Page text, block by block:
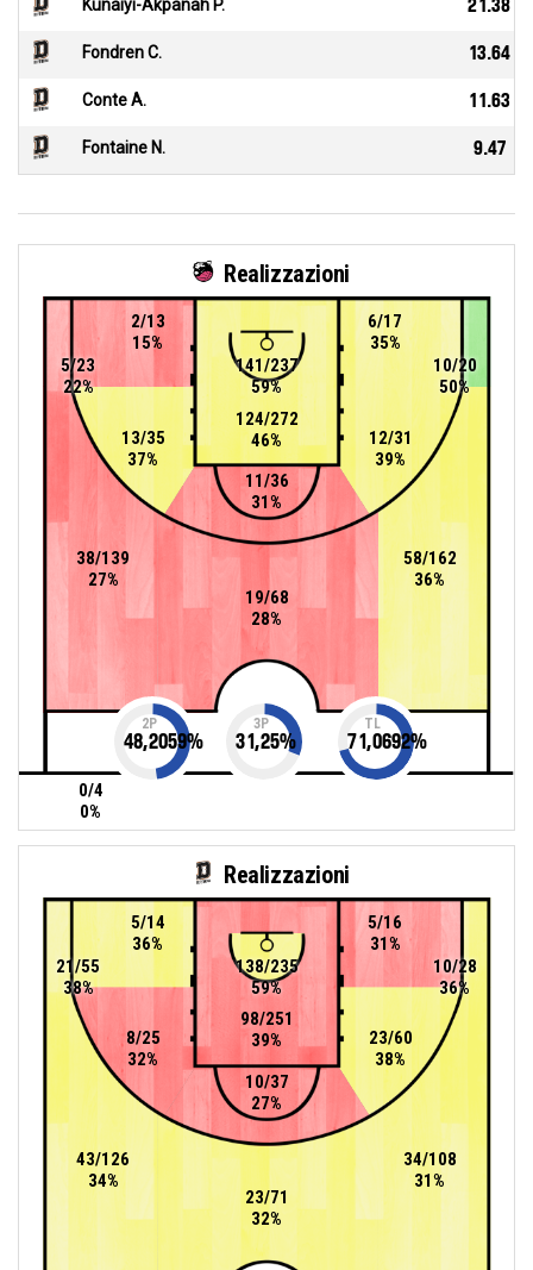
Kunaiyi-Akpanah P. 21.38
Fondren C. 13.64
Conte A. 11.63
Fontaine N. 9.47
Realizzazioni
13/35
37%
141/237
59%
124/272
46%
58/162
36%
38/139
27%
19/68
28%
10/20
50%
12/31
39%
2/13
15%
11/36
31%
5/23
22%
6/17
35%
0/4
0%
2P
48,2059%
3P
31,25%
TL
71,0692%
Realizzazioni
98/251
39%
5/16
31%
138/235
59%
43/126
34%
23/71
32%
34/108
31%
10/28
36%
23/60
38%
10/37
27%
21/55
38%
5/14
36%
8/25
32%